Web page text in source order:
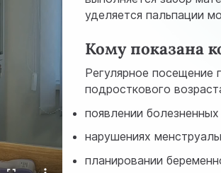
уделяется пальпации
Кому показана
Регулярное посещение
подросткового
появлении
нарушениях
планировании